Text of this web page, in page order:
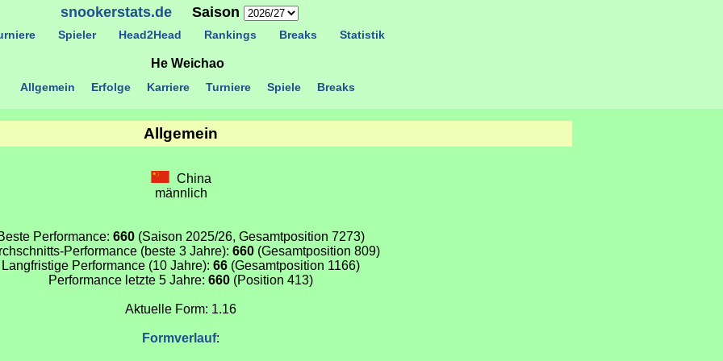
snookerstats.deSaison
Spieler Head2Head Rankings Breaks Statistik
He Weichao
Allgemein
China
männlich
Performance: 660 (Saison 2025/26, Gesamtposition 7273)
Performance (beste 3 Jahre): 660 (Gesamtposition 809)
Langfristige Performance (10 Jahre): 66 (Gesamtposition 1166)
Performance letzte 5 Jahre: 660 (Position 413)
Aktuelle Form: 1.16
Formverlauf:
Allgemein Erfolge Karriere Turniere Spiele Breaks